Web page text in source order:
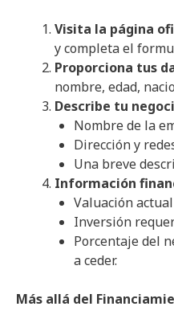
Visita la página
y completa el
Proporciona tus
nombre, edad,
Describe tu
Nombre de la
Dirección y
Una breve
Información
Valuación
Inversión
Porcentaje del
a ceder.
Más allá del